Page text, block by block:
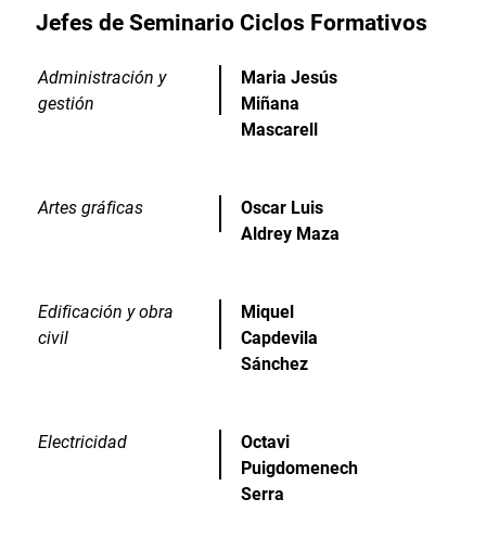
Jefes de Seminario Ciclos Formativos
Administración y
gestión
Maria Jesús
Miñana
Mascarell
Artes gráficas
Oscar Luis
Aldrey Maza
Edificación y obra
civil
Miquel
Capdevila
Sánchez
Electricidad
Octavi
Puigdomenech
Serra